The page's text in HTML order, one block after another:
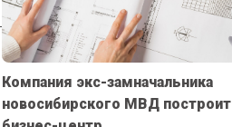
Компания экс-замначальника
новосибирского МВД построит